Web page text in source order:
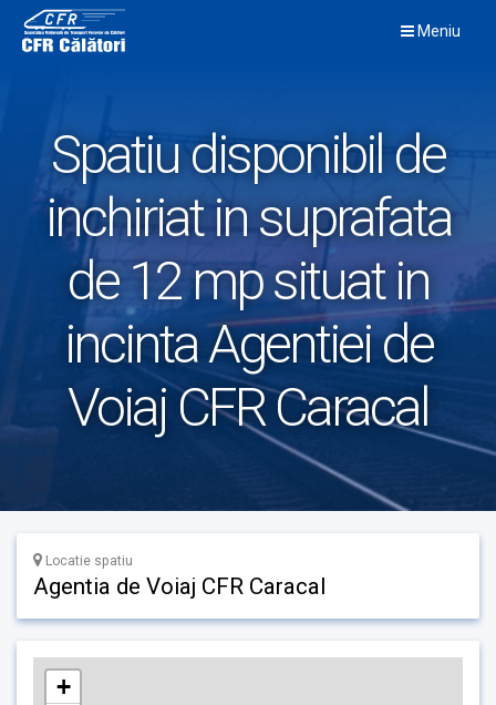
content
Meniu
Spatiu disponibil de
inchiriat in suprafata
de 12 mp situat in
incinta Agentiei de
Voiaj CFR Caracal
Locatie spatiu
Agentia de Voiaj CFR Caracal
+